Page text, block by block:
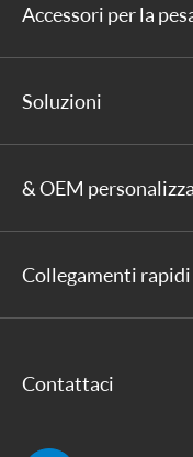
Accessori per la
Soluzioni
& OEM
Collegamenti rapidi
Contattaci